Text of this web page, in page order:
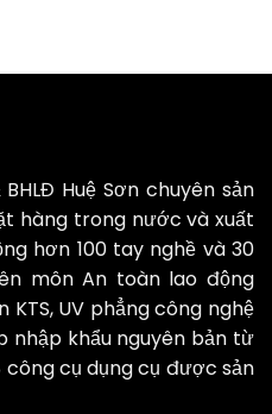
Huệ Sơn chuyên sản
hàng trong nước và xuất
hơn 100 tay nghề và 30
môn An toàn lao động
KTS, UV phẳng công nghệ
nhập khẩu nguyên bản từ
công cụ dụng cụ được sản